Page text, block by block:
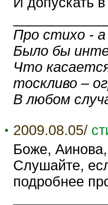
Про стихо -
Было бы
Что
тоскливо –
В любом
2009.08.05/
Боже,
Слушайте,
подробнее